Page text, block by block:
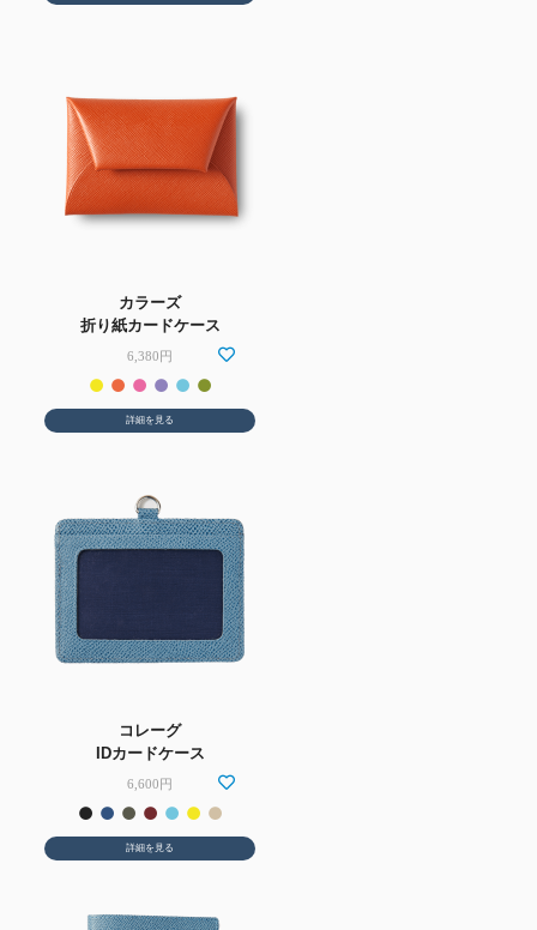
カラーズ
折り紙カードケース
6,380円
詳細を見る
コレーグ
IDカードケース
6,600円
詳細を見る